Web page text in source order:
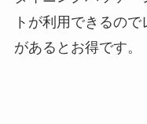
トが利用できるの
があるとお得です。